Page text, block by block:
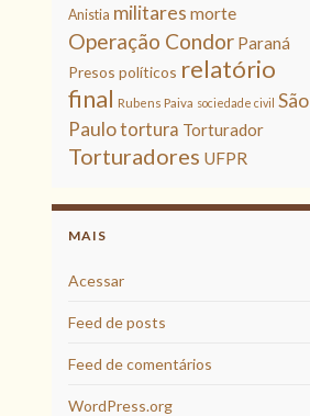
Anistia militares morte
Operação Condor Paraná
Presos políticos relatório
final Rubens Paiva sociedade civil São
Paulotortura Torturador
Torturadores UFPR
MAIS
Acessar
Feed de posts
Feed de comentários
WordPress.org